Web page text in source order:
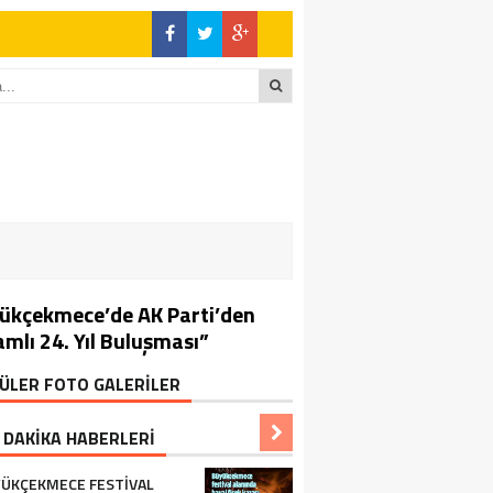
AK Parti’den
24. Yıl Buluşması”
FOTO GALERİLER
HABERLERİ
FESTIVAL